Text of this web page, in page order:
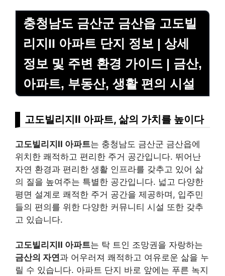
충청남도 금산군 금산읍 고도빌
리지II 아파트 단지 정보 | 상세
정보 및 주변 환경 가이드 | 금산,
아파트, 부동산, 생활 편의 시설
고도빌리지II 아파트, 삶의 가치를 높이다
고도빌리지II 아파트는 충청남도 금산군 금산읍에
위치한 쾌적하고 편리한 주거 공간입니다. 뛰어난
자연 환경과 편리한 생활 인프라를 갖추고 있어 삶
의 질을 높여주는 특별한 공간입니다. 넓고 다양한
평면 설계로 쾌적한 주거 공간을 제공하며, 입주민
들의 편의를 위한 다양한 커뮤니티 시설 또한 갖추
고 있습니다.
고도빌리지II 아파트는 탁 트인 조망권을 자랑하는
금산의 자연과 어우러져 쾌적하고 여유로운 삶을 누
릴 수 있습니다. 아파트 단지 바로 앞에는 푸른 녹지